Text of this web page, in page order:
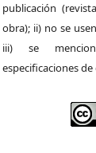
publicación
obra); ii) no se
iii) se
especificaciones